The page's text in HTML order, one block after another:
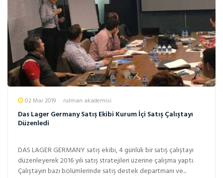
02 Mar 2019 rulman akademisi
Das Lager Germany Satış Ekibi Kurum İçi Satış Çalıştayı
Düzenledi
DAS LAGER GERMANY satış ekibi, 4 günlük bir satış çalıştayı
düzenleyerek 2016 yılı satış stratejileri üzerine çalışma yaptı.
Çalıştayın bazı bölümlerinde satış destek departmanı ve...